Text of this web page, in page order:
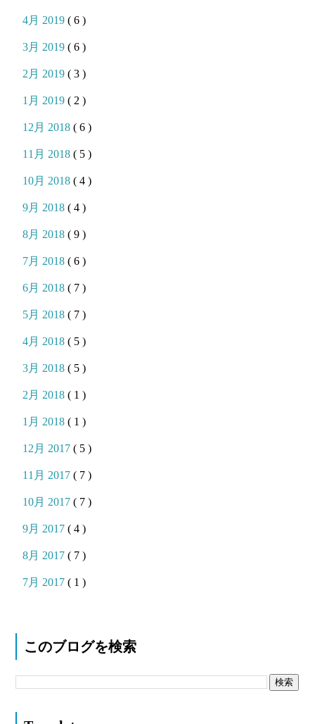
4月 2019( 6 )
3月 2019( 6 )
2月 2019( 3 )
1月 2019( 2 )
12月 2018( 6 )
11月 2018( 5 )
10月 2018( 4 )
9月 2018( 4 )
8月 2018( 9 )
7月 2018( 6 )
6月 2018( 7 )
5月 2018( 7 )
4月 2018( 5 )
3月 2018( 5 )
2月 2018( 1 )
1月 2018( 1 )
12月 2017( 5 )
11月 2017( 7 )
10月 2017( 7 )
9月 2017( 4 )
8月 2017( 7 )
7月 2017( 1 )
このブログを検索